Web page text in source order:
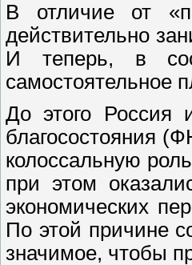
В отличие от
действительно
И теперь, в
самостоятельное
До этого Россия
благосостояния
колоссальную
при этом
экономических
По этой причине
значимое, чтобы